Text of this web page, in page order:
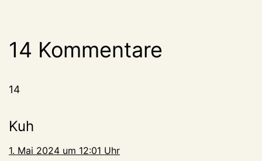
14 Kommentare
14
Kuh
1. Mai 2024 um 12:01 Uhr